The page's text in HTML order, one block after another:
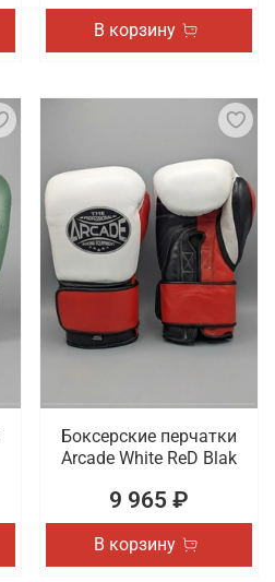
В корзину
Боксерские перчатки
Arcade White ReD Blak
9 965 ₽
В корзину